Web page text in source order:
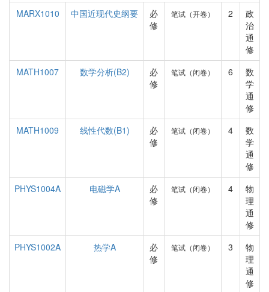
MARX1010 中国近现代史纲要
必
修
笔试（开卷） 2
政
治
通
修
MATH1007
数学分析(B2)
必
修
笔试（闭卷） 6
数
学
通
修
MATH1009
线性代数(B1)
必
修
笔试（闭卷） 4
数
学
通
修
PHYS1004A
电磁学A
必
修
笔试（闭卷） 4
物
理
通
修
PHYS1002A
热学A
必
修
笔试（闭卷） 3
物
理
通
修